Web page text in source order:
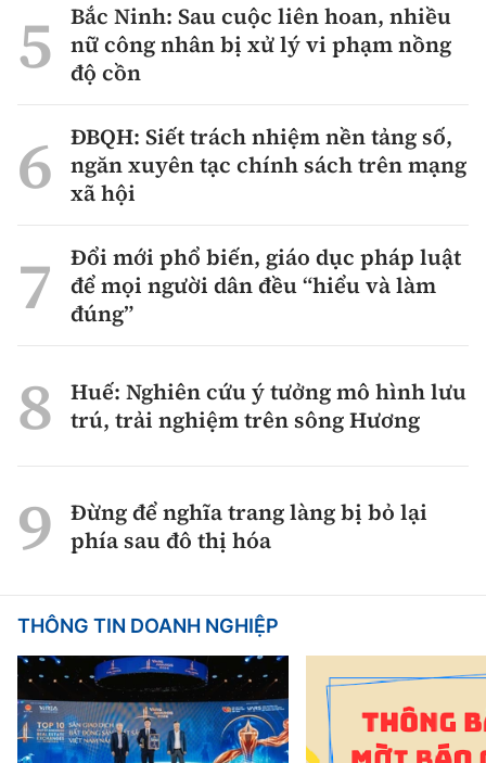
Bắc Ninh: Sau cuộc liên hoan, nhiều
nữ công nhân bị xử lý vi phạm nồng
độ cồn
ĐBQH: Siết trách nhiệm nền tảng số,
ngăn xuyên tạc chính sách trên mạng
xã hội
Đổi mới phổ biến, giáo dục pháp luật
để mọi người dân đều “hiểu và làm
đúng”
Huế: Nghiên cứu ý tưởng mô hình lưu
trú, trải nghiệm trên sông Hương
Đừng để nghĩa trang làng bị bỏ lại
phía sau đô thị hóa
THÔNG TIN DOANH NGHIỆP